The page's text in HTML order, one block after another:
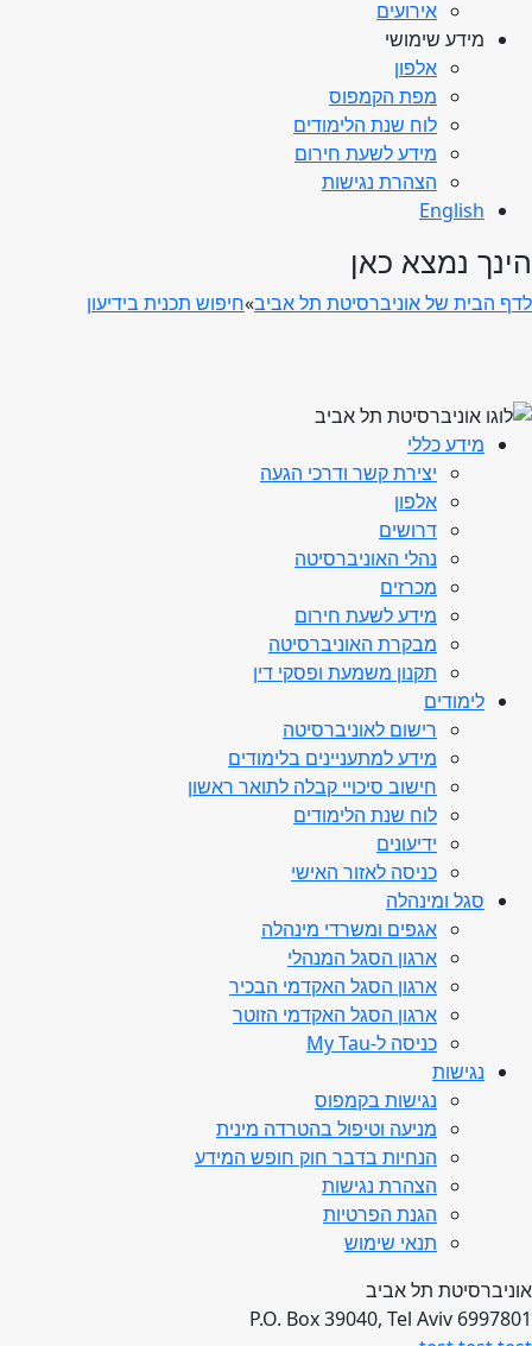
אירועים
מידע שימושי
אלפון
מפת הקמפוס
לוח שנת הלימודים
מידע לשעת חירום
הצהרת נגישות
English
הינך נמצא כאן
לדף הבית של אוניברסיטת תל אביב»חיפוש תכנית בידיעון
מידע כללי
יצירת קשר ודרכי הגעה
אלפון
דרושים
נהלי האוניברסיטה
מכרזים
מידע לשעת חירום
מבקרת האוניברסיטה
תקנון משמעת ופסקי דין
לימודים
רישום לאוניברסיטה
מידע למתעניינים בלימודים
חישוב סיכויי קבלה לתואר ראשון
לוח שנת הלימודים
ידיעונים
כניסה לאזור האישי
סגל ומינהלה
אגפים ומשרדי מינהלה
ארגון הסגל המנהלי
ארגון הסגל האקדמי הבכיר
ארגון הסגל האקדמי הזוטר
כניסה ל-My Tau
נגישות
נגישות בקמפוס
מניעה וטיפול בהטרדה מינית
הנחיות בדבר חוק חופש המידע
הצהרת נגישות
הגנת הפרטיות
תנאי שימוש
אוניברסיטת תל אביב
P.O. Box 39040, Tel Aviv 6997801